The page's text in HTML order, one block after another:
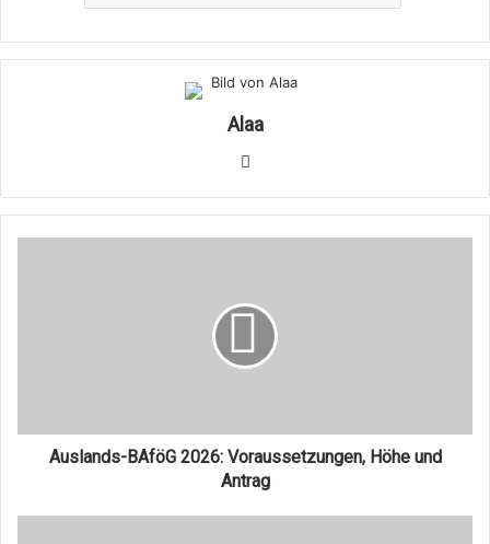
Alaa
Auslands-BAföG 2026: Voraussetzungen, Höhe und
Antrag